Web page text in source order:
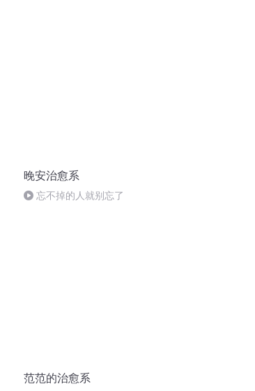
晚安治愈系
忘不掉的人就别忘了
范范的治愈系